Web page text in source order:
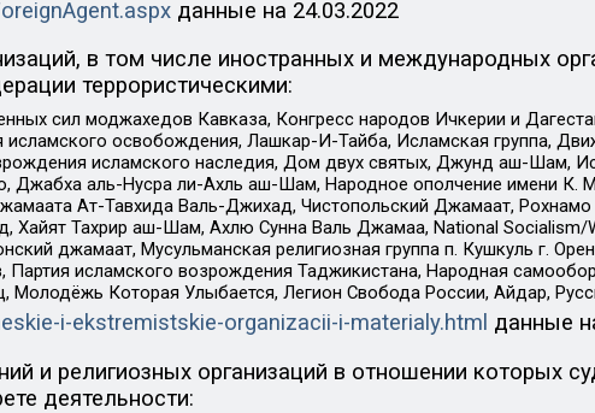
данные на 24.03.2022
в том числе иностранных и международных
террористическими:
сил моджахедов Кавказа, Конгресс народов Ичкерии и
исламского освобождения, Лашкар-И-Тайба, Исламская группа,
исламского наследия, Дом двух святых, Джунд аш-Шам,
Джабха аль-Нусра ли-Ахль аш-Шам, Народное ополчение имени К.
Ат-Тавхида Валь-Джихад, Чистопольский Джамаат, Рохнамо
Хайят Тахрир аш-Шам, Ахлю Сунна Валь Джамаа, National Socialism/
джамаат, Мусульманская религиозная группа п. Кушкуль г.
исламского возрождения Таджикистана, Народная
Молодёжь Которая Улыбается, Легион Свобода России, Айдар,
i-ekstremistskie-organizacii-i-materialy.html данные
и религиозных организаций в отношении которых
деятельности: